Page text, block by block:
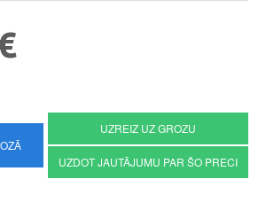
UZREIZ UZ GROZU
UZDOT JAUTĀJUMU PAR ŠO PRECI